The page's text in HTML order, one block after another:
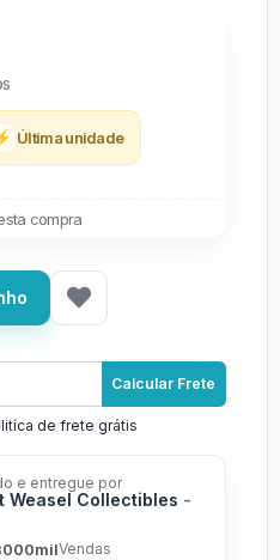
Última unidade
compra
Calcular Frete
de frete grátis
e entregue por
Weasel Collectibles -
Vendas